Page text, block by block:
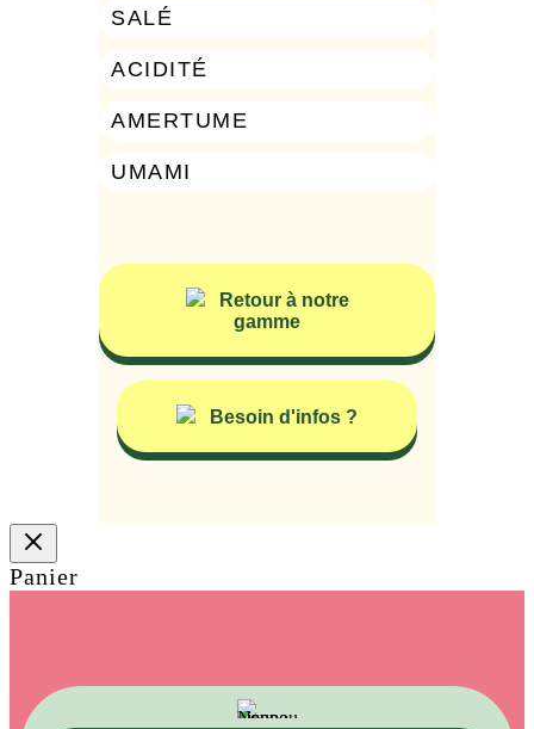
SALÉ
ACIDITÉ
AMERTUME
UMAMI
Retour à notre
gamme
Besoin d'infos ?
Panier